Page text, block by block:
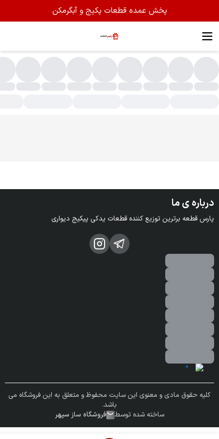
پخش عمده قطعات پکیج و آبگرمکن
درباره ی ما
پارس قطعه برترین توزیع کننده قطعات یدکی پیکیج دیواری
کلیه حقوق مادی و معنوی این سایت محفوظ و متعلق به این فروشگاه می
باشد.
ساخته شده توسط
فروشگاه ساز سپهر